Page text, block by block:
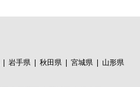
岩手県 秋田県 宮城県
山形県